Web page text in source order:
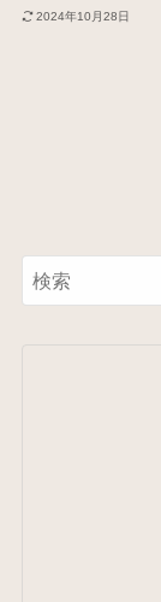
2024年10月28日